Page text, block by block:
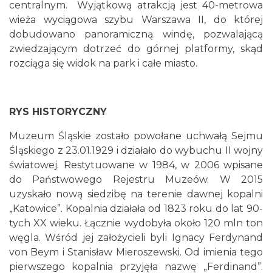
centralnym. Wyjątkową atrakcją jest 40-metrowa
wieża wyciągowa szybu Warszawa II, do której
dobudowano panoramiczną windę, pozwalającą
zwiedzającym dotrzeć do górnej platformy, skąd
rozciąga się widok na park i całe miasto.
RYS HISTORYCZNY
Muzeum Śląskie zostało powołane uchwałą Sejmu
Śląskiego z 23.01.1929 i działało do wybuchu II wojny
światowej. Restytuowane w 1984, w 2006 wpisane
do Państwowego Rejestru Muzeów. W 2015
uzyskało nową siedzibę na terenie dawnej kopalni
„Katowice”. Kopalnia działała od 1823 roku do lat 90-
tych XX wieku. Łącznie wydobyła około 120 mln ton
węgla. Wśród jej założycieli byli Ignacy Ferdynand
von Beym i Stanisław Mieroszewski. Od imienia tego
pierwszego kopalnia przyjęła nazwę „Ferdinand”.